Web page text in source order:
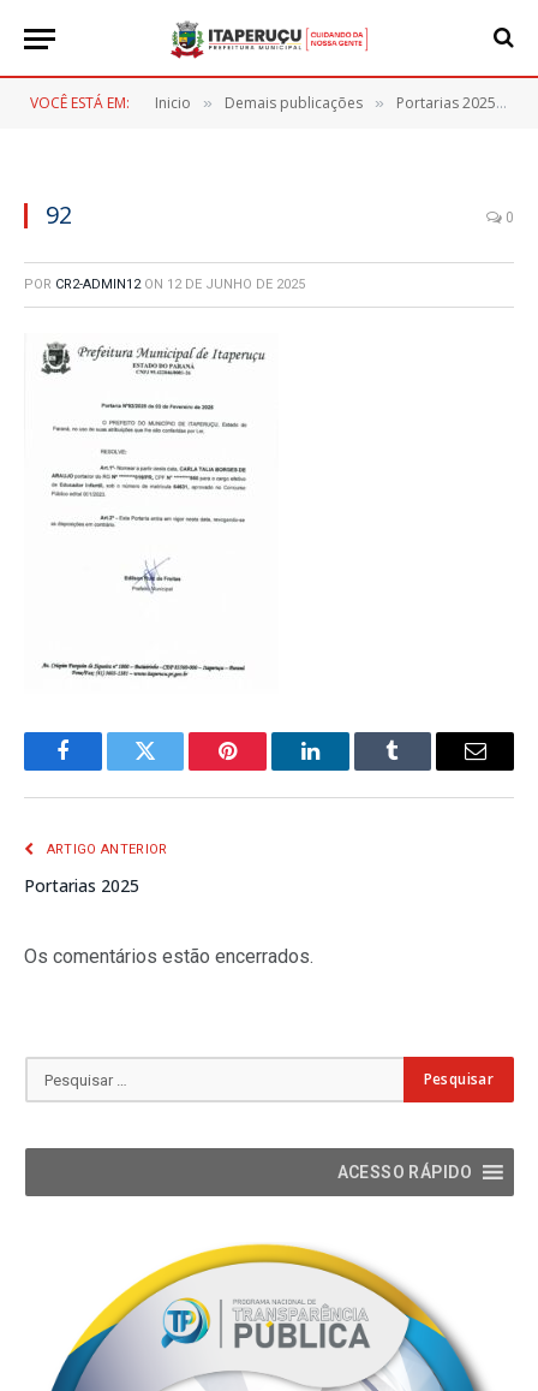
VOCÊ ESTÁ EM: Inicio » Demais publicações » Portarias 2025
92 0
POR CR2-ADMIN12 ON 12 DE JUNHO DE 2025
FacebookTwitter Pinterest LinkedInTumblr
E-
ARTIGO ANTERIOR
Portarias 2025
Os comentários estão encerrados.
ACESSO RÁPIDO